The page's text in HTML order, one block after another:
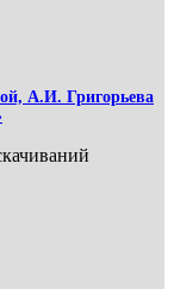
А.И. Григорьева